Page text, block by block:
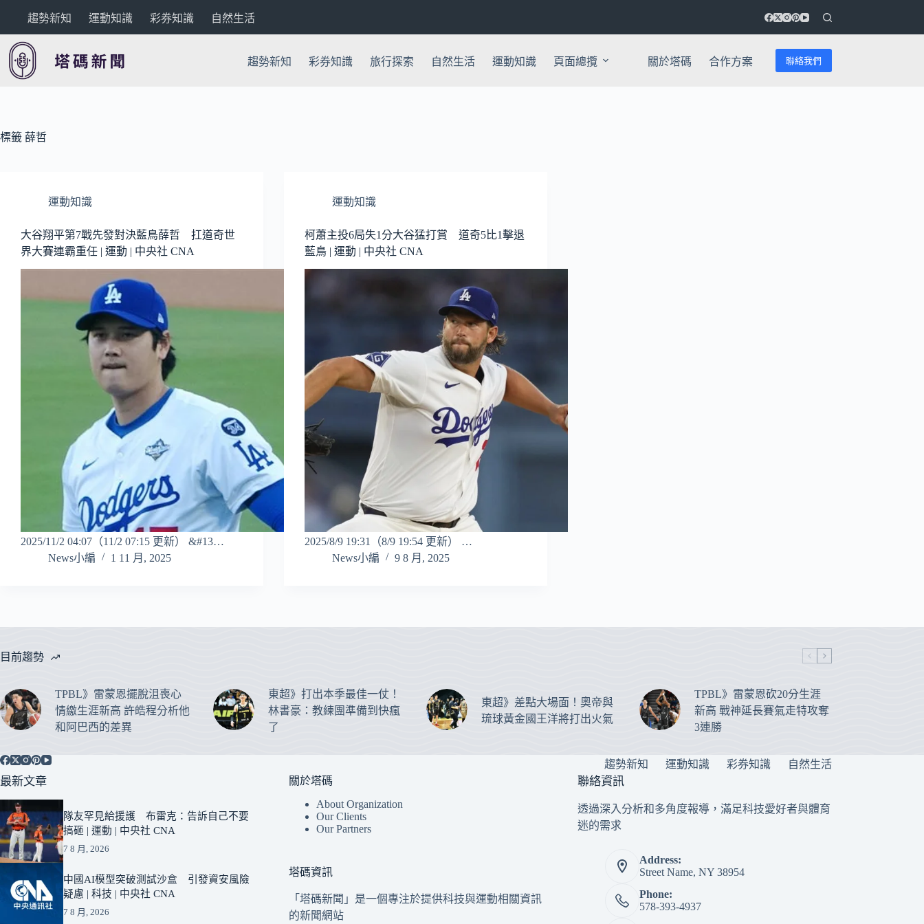
要
內
趨勢新知 運動知識 彩券知識 自然生活
趨勢新知 彩券知識 旅行探索 自然生活 運動知識 頁面總攬 關於塔碼 合作方案 聯絡我們
標籤 薛哲
運動知識
大谷翔平第7戰先發對決藍鳥薛哲 扛道奇世
界大賽連霸重任 | 運動 | 中央社 CNA
2025/11/2 04:07（11/2 07:15 更新） &#13…
News小編
1 11 月, 2025
運動知識
柯蕭主投6局失1分大谷猛打賞 道奇5比1擊退
藍鳥 | 運動 | 中央社 CNA
2025/8/9 19:31（8/9 19:54 更新） …
News小編
9 8 月, 2025
目前趨勢
TPBL》雷蒙恩擺脫沮喪心
情繳生涯新高 許皓程分析他
和阿巴西的差異
東超》打出本季最佳一仗！
林書豪：教練團準備到快瘋
了
東超》差點大場面！奧帝與
琉球黃金國王洋將打出火氣
TPBL》雷蒙恩砍20分生涯
新高 戰神延長賽氣走特攻奪
3連勝
趨勢新知 運動知識 彩券知識 自然生活
最新文章
隊友罕見給援護 布雷克：告訴自己不要
搞砸 | 運動 | 中央社 CNA
7 8 月, 2026
中國AI模型突破測試沙盒 引發資安風險
疑慮 | 科技 | 中央社 CNA
7 8 月, 2026
關於塔碼
About Organization
Our Clients
Our Partners
塔碼資訊
「塔碼新聞」是一個專注於提供科技與運動相關資訊
的新聞網站
聯絡資訊
透過深入分析和多角度報導，滿足科技愛好者與體育
迷的需求
Address:
Street Name, NY 38954
Phone:
578-393-4937